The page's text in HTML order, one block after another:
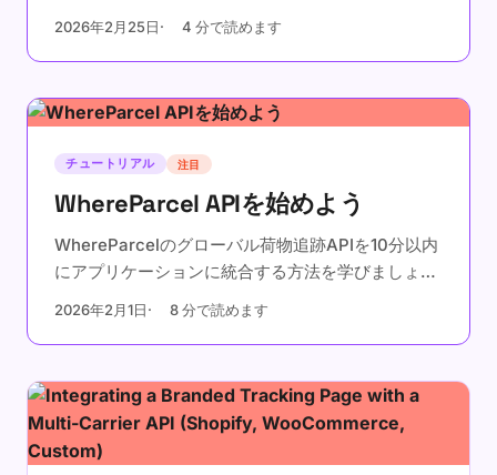
ゼロ依存、完全な型サポート。
2026年2月25日 4 分で読めます
チュートリアル 注目
WhereParcel APIを始めよう
WhereParcelのグローバル荷物追跡APIを10分以内
にアプリケーションに統合する方法を学びましょ
2026年2月1日 8 分で読めます